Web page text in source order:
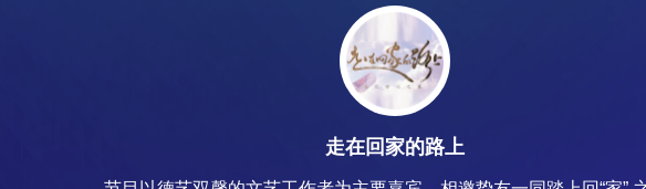
人物 公益
央視網評 光華銳評
4K專區 全景新聞
走在回家的路上